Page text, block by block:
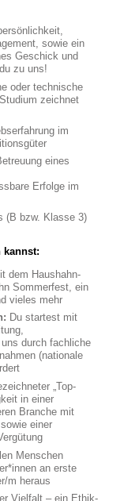
sowie ein
Geschick und
zu uns!
oder technische
zeichnet
im
eines
Erfolge im
(B bzw. Klasse 3)
kannst:
dem Haushahn-
Sommerfest, ein
vieles mehr
Du startest mit
durch fachliche
(nationale
„Top-
in einer
Branche mit
einer
Menschen
an erste
m heraus
Vielfalt – ein Ethik-